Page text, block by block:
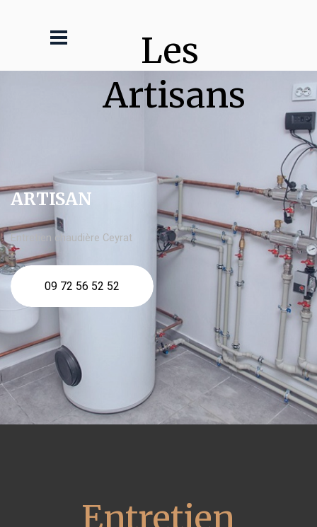
Les
Artisans
ARTISAN
Entretien chaudière Ceyrat
09 72 56 52 52
Entretien